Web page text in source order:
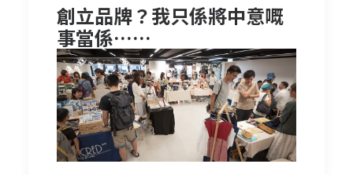
創立品牌？我只係將中意嘅
事當係……